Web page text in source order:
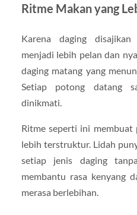
Ritme Makan yang
Karena daging
menjadi lebih pelan dan
daging matang yang
Setiap potong datang
dinikmati.
Ritme seperti ini membuat
lebih terstruktur. Lidah
setiap jenis daging
membantu rasa kenyang
merasa berlebihan.